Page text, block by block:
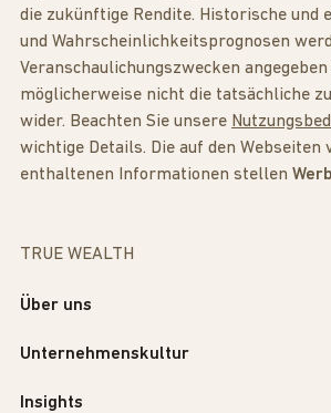
die zukünftige Rendite. Historische und
und Wahrscheinlichkeitsprognosen
Veranschaulichungszwecken
möglicherweise nicht die tatsächliche
wider. Beachten Sie unsere
wichtige Details. Die auf den Webseiten
enthaltenen Informationen stellen
TRUE WEALTH
Über uns
Unternehmenskultur
Insights